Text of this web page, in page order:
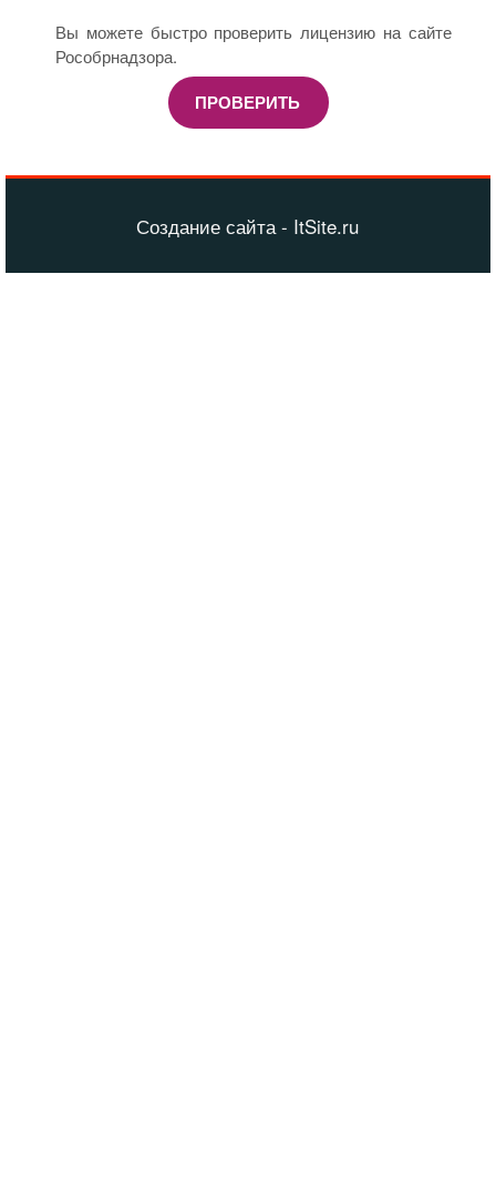
Вы можете быстро проверить лицензию на сайте
Рособрнадзора.
ПРОВЕРИТЬ
Создание сайта - ItSite.ru